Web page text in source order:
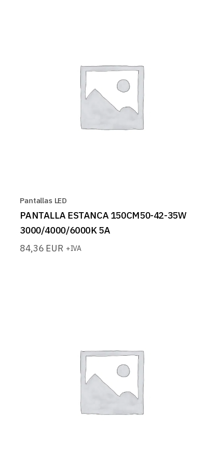
Pantallas LED
PANTALLA ESTANCA 150CM50-42-35W
3000/4000/6000K 5A
84,36 EUR +IVA